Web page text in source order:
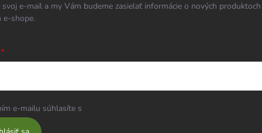
e-mail a my Vám budeme zasielať informácie o nových
e-shope.
e-mailu súhlasíte s